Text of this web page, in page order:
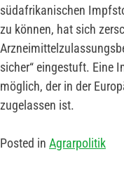
südafrikanischen
zu können, hat sich
sicher“ eingestuft. Eine
möglich, der in der
zugelassen ist.
Posted in Agrarpolitik